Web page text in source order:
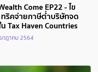
Come EP22 - ไข
ริคจ่ายภาษีต่ำบริษัทจด
น Tax Haven Countries
กฎาคม 2564